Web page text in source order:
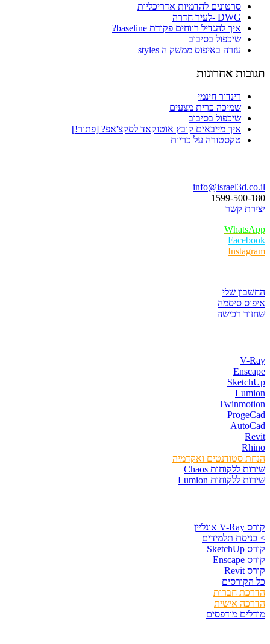
סרטונים להדמיות אדריכליות
DWG -לעיר חדרה
איך להגדיל רווחים פקודת baseline?
שיכפול בסיבוב
עזרה באיפוס ממשק ה styles
תגובות אחרונות
רינדור חינמי
שמיכה כרית מצעים
שיכפול בסיבוב
איך מייבאים קובץ אוטוקאד לסקצ'אפ? [פתור!]
טקסטורה על כריות
info@israel3d.co.il
1599-500-180
יצירת קשר
WhatsApp
Facebook
Instagram
החשבון שלי
איפוס סיסמה
שחזור רכישה
V-Ray
Enscape
SketchUp
Lumion
Twinmotion
ProgeCad
AutoCad
Revit
Rhino
הנחת סטודנטים ואקדמיה
שירות ללקוחות Chaos
שירות ללקוחות Lumion
קורס V-Ray אונליין
> כניסת תלמידים
קורס SketchUp
קורס Enscape
קורס Revit
כל הקורסים
הדרכת חברות
הדרכה אישית
מודלים מודפסים